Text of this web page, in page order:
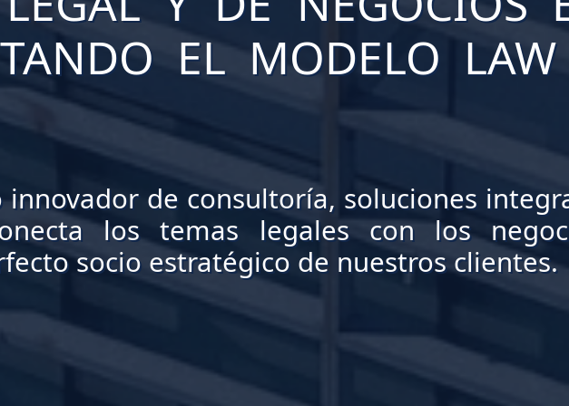
EL MODELO
de consultoría, soluciones
los temas legales con los
socio estratégico de nuestros clientes.